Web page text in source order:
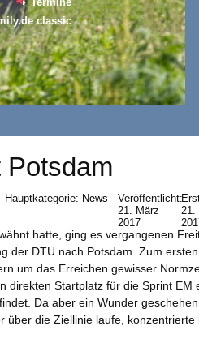
classic
Potsdam
Hauptkategorie: News
Veröffentlicht:
21. März
2017
21.
hatte, ging es vergangenen
der DTU nach Potsdam. Zum
um das Erreichen gewisser
direkten Startplatz für die Sprint EM
Da aber ein Wunder
über die Ziellinie laufe,